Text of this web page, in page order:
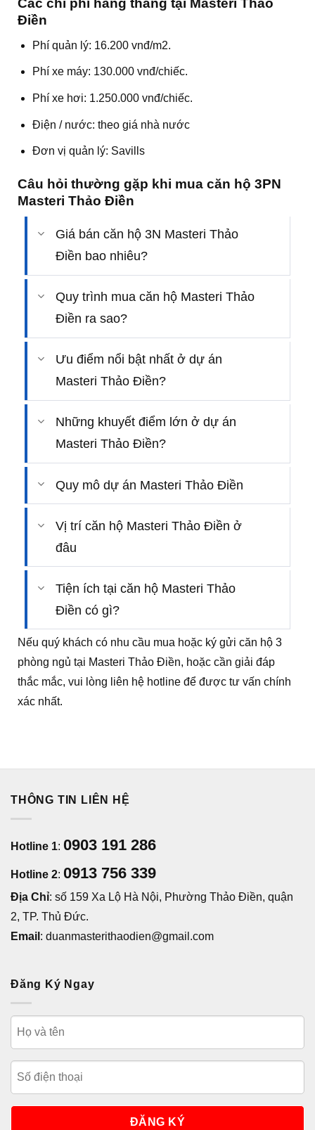
Các chi phí hàng tháng tại Masteri Thảo
Điền
Phí quản lý: 16.200 vnđ/m2.
Phí xe máy: 130.000 vnđ/chiếc.
Phí xe hơi: 1.250.000 vnđ/chiếc.
Điện / nước: theo giá nhà nước
Đơn vị quản lý: Savills
Câu hỏi thường gặp khi mua căn hộ 3PN
Masteri Thảo Điền
Giá bán căn hộ 3N Masteri Thảo
Điền bao nhiêu?
Quy trình mua căn hộ Masteri Thảo
Điền ra sao?
Ưu điểm nổi bật nhất ở dự án
Masteri Thảo Điền?
Những khuyết điểm lớn ở dự án
Masteri Thảo Điền?
Quy mô dự án Masteri Thảo Điền
Vị trí căn hộ Masteri Thảo Điền ở
đâu
Tiện ích tại căn hộ Masteri Thảo
Điền có gì?
Nếu quý khách có nhu cầu mua hoặc ký gửi căn hộ 3
phòng ngủ tại Masteri Thảo Điền, hoặc cần giải đáp
thắc mắc, vui lòng liên hệ hotline để được tư vấn chính
xác nhất.
THÔNG TIN LIÊN HỆ
Hotline 1: 0903 191 286
Hotline 2: 0913 756 339
Địa Chỉ: số 159 Xa Lộ Hà Nội, Phường Thảo Điền, quận
2, TP. Thủ Đức.
Email : duanmasterithaodien@gmail.com
Đăng Ký Ngay